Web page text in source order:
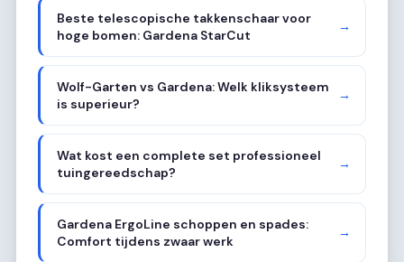
Beste telescopische takkenschaar voor
hoge bomen: Gardena StarCut
→
Wolf-Garten vs Gardena: Welk kliksysteem
is superieur?
→
Wat kost een complete set professioneel
tuingereedschap?
→
Gardena ErgoLine schoppen en spades:
Comfort tijdens zwaar werk
→